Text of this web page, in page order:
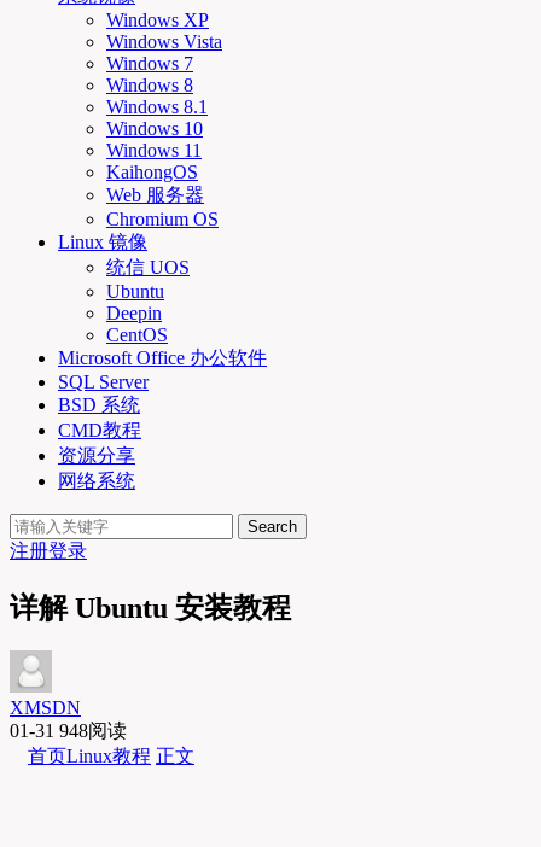
Windows XP
Windows Vista
Windows 7
Windows 8
Windows 8.1
Windows 10
Windows 11
KaihongOS
Web 服务器
Chromium OS
Linux 镜像
统信 UOS
Ubuntu
Deepin
CentOS
Microsoft Office 办公软件
SQL Server
BSD 系统
CMD教程
资源分享
网络系统
Search
注册登录
详解 Ubuntu 安装教程
XMSDN
01-31 948阅读
首页Linux教程 正文